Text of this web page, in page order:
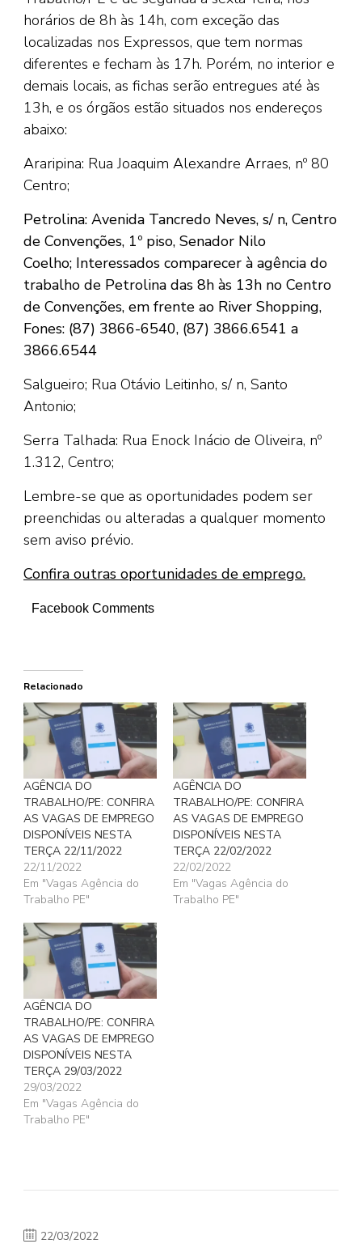
horários de 8h às 14h, com exceção das
localizadas nos Expressos, que tem normas
diferentes e fecham às 17h. Porém, no interior e
demais locais, as fichas serão entregues até às
13h, e os órgãos estão situados nos endereços
abaixo:
Araripina: Rua Joaquim Alexandre Arraes, nº 80
Centro;
Petrolina: Avenida Tancredo Neves, s/ n, Centro
de Convenções, 1º piso, Senador Nilo
Coelho; Interessados comparecer à agência do
trabalho de Petrolina das 8h às 13h no Centro
de Convenções, em frente ao River Shopping,
Fones: (87) 3866-6540, (87) 3866.6541 a
3866.6544
Salgueiro; Rua Otávio Leitinho, s/ n, Santo
Antonio;
Serra Talhada: Rua Enock Inácio de Oliveira, nº
1.312, Centro;
Lembre-se que as oportunidades podem ser
preenchidas ou alteradas a qualquer momento
sem aviso prévio.
Confira outras oportunidades de emprego.
Facebook Comments
Relacionado
AGÊNCIA DO
TRABALHO/PE: CONFIRA
AS VAGAS DE EMPREGO
DISPONÍVEIS NESTA
TERÇA 22/11/2022
22/11/2022
Em "Vagas Agência do
Trabalho PE"
AGÊNCIA DO
TRABALHO/PE: CONFIRA
AS VAGAS DE EMPREGO
DISPONÍVEIS NESTA
TERÇA 22/02/2022
22/02/2022
Em "Vagas Agência do
Trabalho PE"
AGÊNCIA DO
TRABALHO/PE: CONFIRA
AS VAGAS DE EMPREGO
DISPONÍVEIS NESTA
TERÇA 29/03/2022
29/03/2022
Em "Vagas Agência do
Trabalho PE"
22/03/2022